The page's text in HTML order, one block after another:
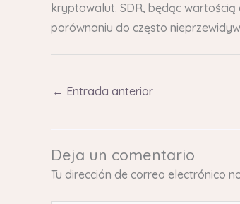
kryptowalut. SDR, będąc
porównaniu do często
← Entrada anterior
Deja un comentario
Tu dirección de correo electrónico